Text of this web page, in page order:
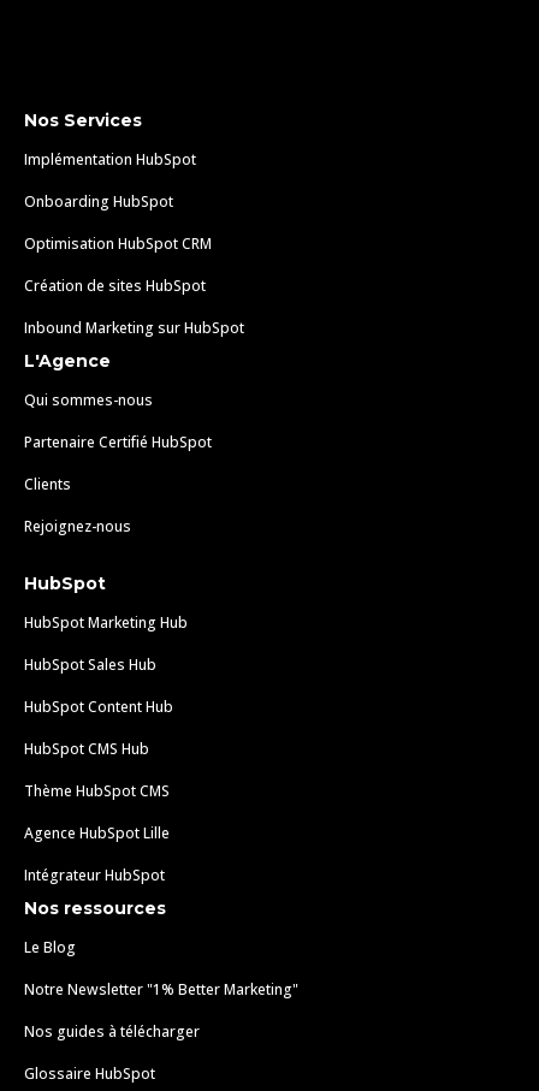
Nos Services
Implémentation HubSpot
Onboarding HubSpot
Optimisation HubSpot CRM
Création de sites HubSpot
Inbound Marketing sur HubSpot
L'Agence
Qui sommes-nous
Partenaire Certifié HubSpot
Clients
Rejoignez-nous
HubSpot
HubSpot Marketing Hub
HubSpot Sales Hub
HubSpot Content Hub
HubSpot CMS Hub
Thème HubSpot CMS
Agence HubSpot Lille
Intégrateur HubSpot
Nos ressources
Le Blog
Notre Newsletter "1% Better Marketing"
Nos guides à télécharger
Glossaire HubSpot